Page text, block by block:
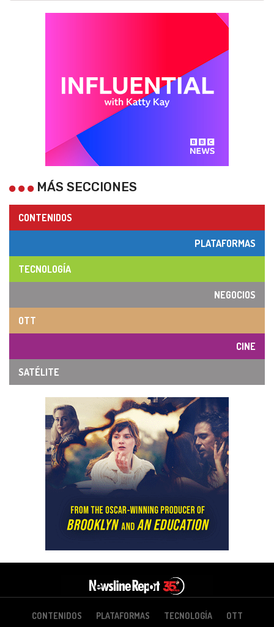
MÁS SECCIONES
CONTENIDOS
PLATAFORMAS
TECNOLOGÍA
NEGOCIOS
OTT
CINE
SATÉLITE
CONTENIDOS PLATAFORMAS TECNOLOGÍA OTT